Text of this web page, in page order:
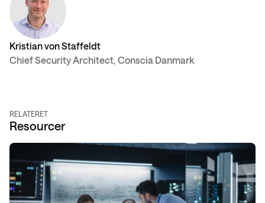
Kristian von Staffeldt
Chief Security Architect, Conscia Danmark
RELATERET
Resourcer